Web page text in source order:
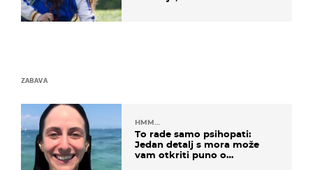
ZABAVA
HMM…
To rade samo psihopati:
Jedan detalj s mora može
vam otkriti puno o